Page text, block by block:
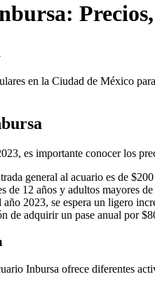
en la Ciudad de México
es importante conocer los
general al acuario es de
de 12 años y adultos mayores
2023, se espera un ligero
de adquirir un pase anual por
Inbursa ofrece diferentes